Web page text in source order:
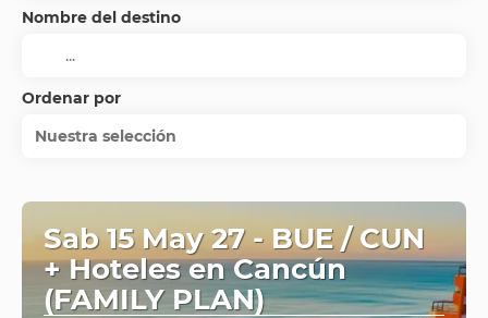
Nombre del destino
Ordenar por
Nuestra selección
Sab 15 May 27 - BUE / CUN
+ Hoteles en Cancún
(FAMILY PLAN)